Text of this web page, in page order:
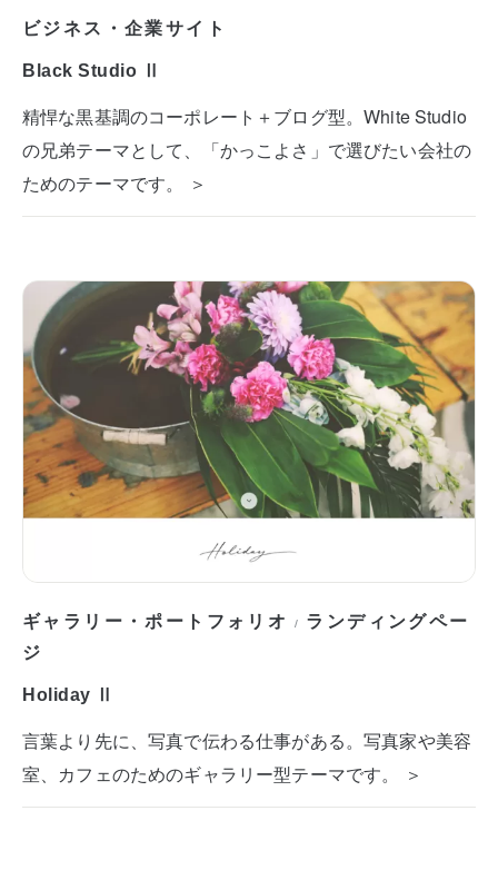
ビジネス・企業サイト
Black Studio Ⅱ
精悍な黒基調のコーポレート＋ブログ型。White Studio
の兄弟テーマとして、「かっこよさ」で選びたい会社の
ためのテーマです。 ＞
ギャラリー・ポートフォリオ / ランディングペー
ジ
Holiday Ⅱ
言葉より先に、写真で伝わる仕事がある。写真家や美容
室、カフェのためのギャラリー型テーマです。 ＞